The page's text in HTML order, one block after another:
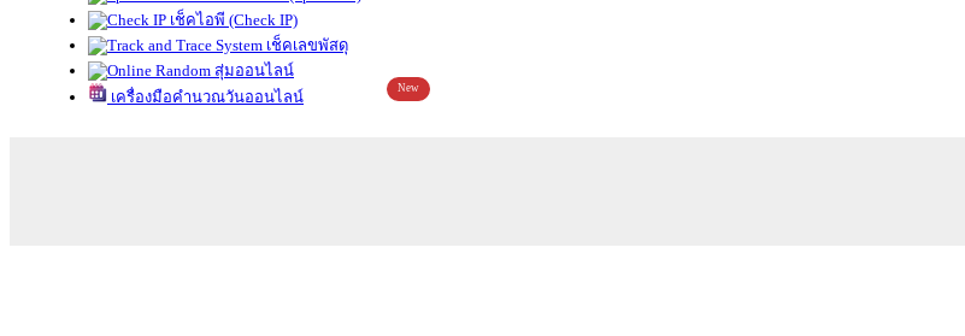
เช็คไอพี (Check IP)
เช็คเลขพัสดุ
สุ่มออนไลน์
เครื่องมือคำนวณวันออนไลน์
New